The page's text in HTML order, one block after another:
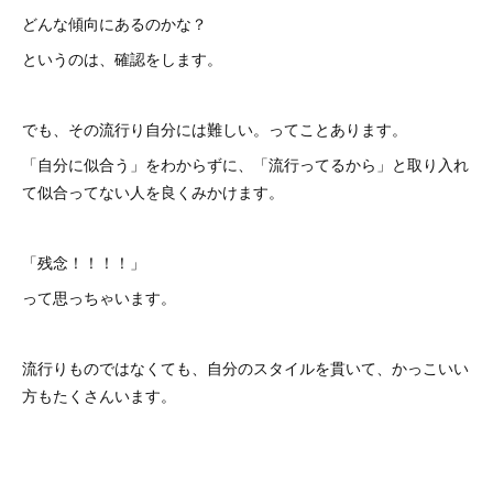
どんな傾向にあるのかな？
というのは、確認をします。
でも、その流行り自分には難しい。ってことあります。
「自分に似合う」をわからずに、「流行ってるから」と取り入れ
て似合ってない人を良くみかけます。
「残念！！！！」
って思っちゃいます。
流行りものではなくても、自分のスタイルを貫いて、かっこいい
方もたくさんいます。